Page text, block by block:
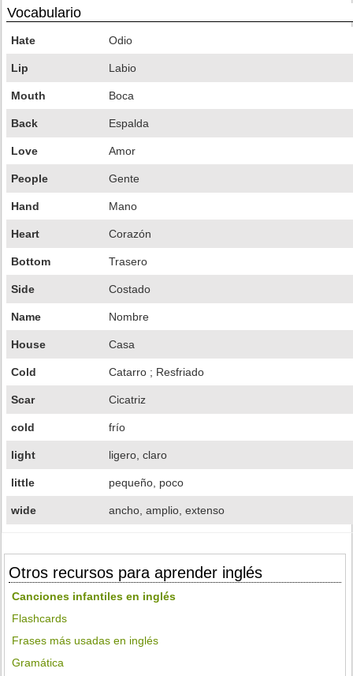
Vocabulario
Hate Odio
Lip Labio
Mouth Boca
Back Espalda
Love Amor
People Gente
Hand Mano
Heart Corazón
Bottom Trasero
Side Costado
Name Nombre
House Casa
Cold Catarro ; Resfriado
Scar Cicatriz
cold frío
light ligero, claro
little pequeño, poco
wide ancho, amplio, extenso
Otros recursos para aprender inglés
Canciones infantiles en inglés
Flashcards
Frases más usadas en inglés
Gramática